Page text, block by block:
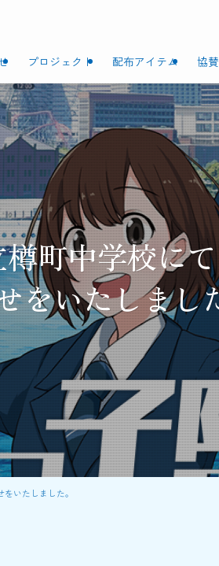
プロジェクト 配布アイテム 協
町中学校に
をいたしまし
いたしました。